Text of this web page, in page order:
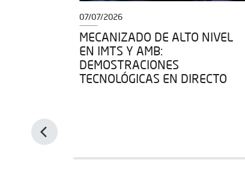
07/07/2026
MECANIZADO DE ALTO NIVEL
EN IMTS Y AMB:
DEMOSTRACIONES
TECNOLÓGICAS EN DIRECTO